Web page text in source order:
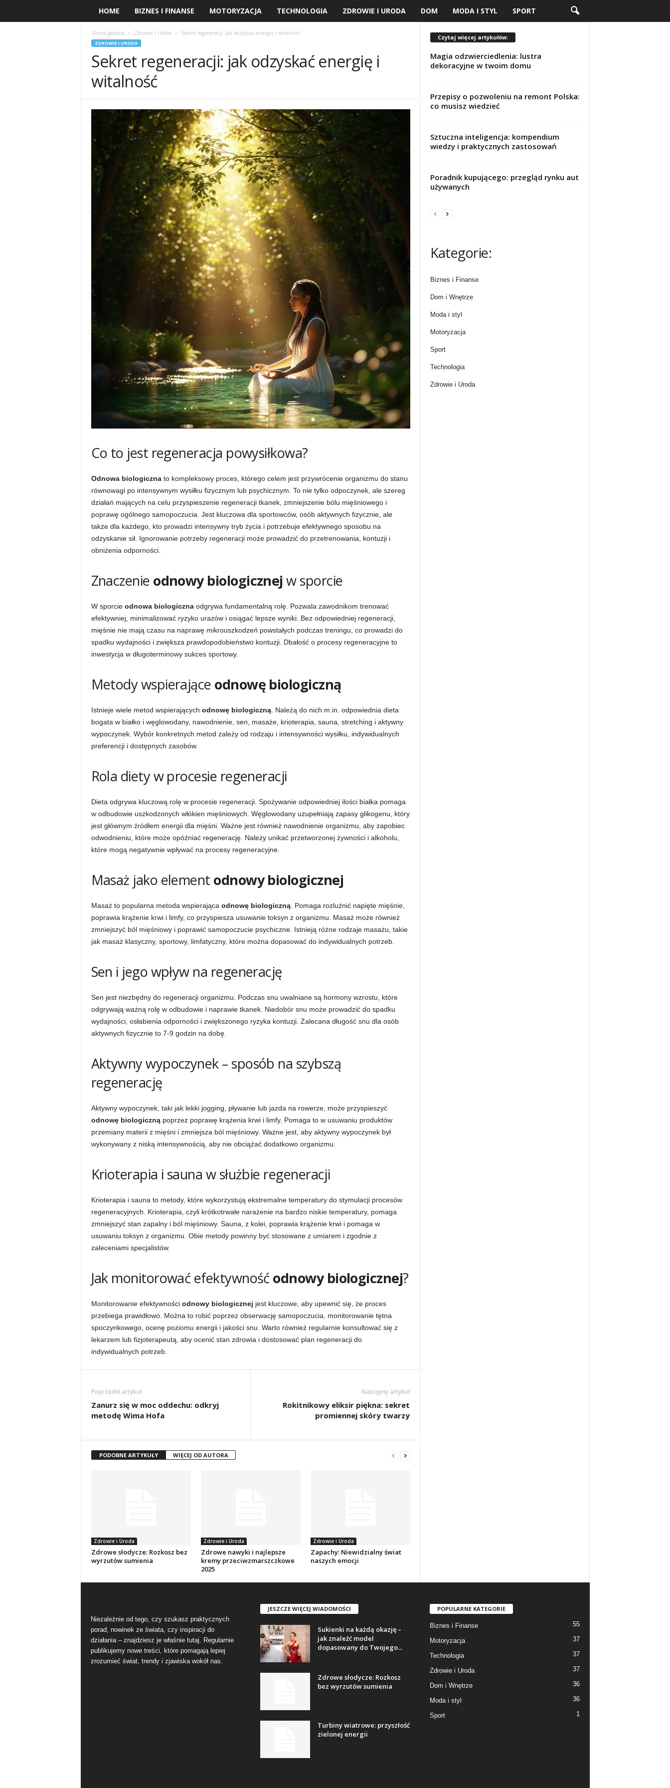
HOME BIZNES I FINANSE MOTORYZACJA TECHNOLOGIA ZDROWIE I URODA DOM MODA I STYL SPORT
Strona główna Zdrowie i Uroda Sekret regeneracji: jak odzyskać energię i witalność
ZDROWIE I URODA
Sekret regeneracji: jak odzyskać energię i
witalność
Co to jest regeneracja powysiłkowa?
Odnowa biologicznato kompleksowy proces, którego celem jest przywrócenie organizmu do stanu
równowagi po intensywnym wysiłku fizycznym lub psychicznym. To nie tylko odpoczynek, ale szereg
działań mających na celu przyspieszenie regeneracji tkanek, zmniejszenie bólu mięśniowego i
poprawę ogólnego samopoczucia. Jest kluczowa dla sportowców, osób aktywnych fizycznie, ale
także dla każdego, kto prowadzi intensywny tryb życia i potrzebuje efektywnego sposobu na
odzyskanie sił. Ignorowanie potrzeby regeneracji może prowadzić do przetrenowania, kontuzji i
obniżenia odporności.
Znaczenie odnowy biologicznej w sporcie
W sporcie odnowa biologicznaodgrywa fundamentalną rolę. Pozwala zawodnikom trenować
efektywniej, minimalizować ryzyko urazów i osiągać lepsze wyniki. Bez odpowiedniej regeneracji,
mięśnie nie mają czasu na naprawę mikrouszkodzeń powstałych podczas treningu, co prowadzi do
spadku wydajności i zwiększa prawdopodobieństwo kontuzji. Dbałość o procesy regeneracyjne to
inwestycja w długoterminowy sukces sportowy.
Metody wspierające odnowę biologiczną
Istnieje wiele metod wspierających odnowę biologiczną. Należą do nich m.in. odpowiednia dieta
bogata w białko i węglowodany, nawodnienie, sen, masaże, krioterapia, sauna, stretching i aktywny
wypoczynek. Wybór konkretnych metod zależy od rodzaju i intensywności wysiłku, indywidualnych
preferencji i dostępnych zasobów.
Rola diety w procesie regeneracji
Dieta odgrywa kluczową rolę w procesie regeneracji. Spożywanie odpowiedniej ilości białka pomaga
w odbudowie uszkodzonych włókien mięśniowych. Węglowodany uzupełniają zapasy glikogenu, który
jest głównym źródłem energii dla mięśni. Ważne jest również nawodnienie organizmu, aby zapobiec
odwodnieniu, które może opóźniać regenerację. Należy unikać przetworzonej żywności i alkoholu,
które mogą negatywnie wpływać na procesy regeneracyjne.
Masaż jako element odnowy biologicznej
Masaż to popularna metoda wspierająca odnowę biologiczną. Pomaga rozluźnić napięte mięśnie,
poprawia krążenie krwi i limfy, co przyspiesza usuwanie toksyn z organizmu. Masaż może również
zmniejszyć ból mięśniowy i poprawić samopoczucie psychiczne. Istnieją różne rodzaje masażu, takie
jak masaż klasyczny, sportowy, limfatyczny, które można dopasować do indywidualnych potrzeb.
Sen i jego wpływ na regenerację
Sen jest niezbędny do regeneracji organizmu. Podczas snu uwalniane są hormony wzrostu, które
odgrywają ważną rolę w odbudowie i naprawie tkanek. Niedobór snu może prowadzić do spadku
wydajności, osłabienia odporności i zwiększonego ryzyka kontuzji. Zalecana długość snu dla osób
aktywnych fizycznie to 7-9 godzin na dobę.
Aktywny wypoczynek – sposób na szybszą
regenerację
Aktywny wypoczynek, taki jak lekki jogging, pływanie lub jazda na rowerze, może przyspieszyć
odnowę biologicznąpoprzez poprawę krążenia krwi i limfy. Pomaga to w usuwaniu produktów
przemiany materii z mięśni i zmniejsza ból mięśniowy. Ważne jest, aby aktywny wypoczynek był
wykonywany z niską intensywnością, aby nie obciążać dodatkowo organizmu.
Krioterapia i sauna w służbie regeneracji
Krioterapia i sauna to metody, które wykorzystują ekstremalne temperatury do stymulacji procesów
regeneracyjnych. Krioterapia, czyli krótkotrwałe narażenie na bardzo niskie temperatury, pomaga
zmniejszyć stan zapalny i ból mięśniowy. Sauna, z kolei, poprawia krążenie krwi i pomaga w
usuwaniu toksyn z organizmu. Obie metody powinny być stosowane z umiarem i zgodnie z
zaleceniami specjalistów.
Jak monitorować efektywność odnowy biologicznej?
Monitorowanie efektywności odnowy biologicznej jest kluczowe, aby upewnić się, że proces
przebiega prawidłowo. Można to robić poprzez obserwację samopoczucia, monitorowanie tętna
spoczynkowego, ocenę poziomu energii i jakości snu. Warto również regularnie konsultować się z
lekarzem lub fizjoterapeutą, aby ocenić stan zdrowia i dostosować plan regeneracji do
indywidualnych potrzeb.
Poprzedni artykuł
Zanurz się w moc oddechu: odkryj
metodę Wima Hofa
Następny artykuł
Rokitnikowy eliksir piękna: sekret
promiennej skóry twarzy
PODOBNE ARTYKUŁY WIĘCEJ OD AUTORA
Zdrowie i Uroda
Zdrowe słodycze: Rozkosz bez
wyrzutów sumienia
Zdrowie i Uroda
Zdrowe nawyki i najlepsze
kremy przeciwzmarszczkowe
2025
Zdrowie i Uroda
Zapachy: Niewidzialny świat
naszych emocji
Czytaj więcej artykułów:
Magia odzwierciedlenia: lustra
dekoracyjne w twoim domu
Przepisy o pozwoleniu na remont Polska:
co musisz wiedzieć
Sztuczna inteligencja: kompendium
wiedzy i praktycznych zastosowań
Poradnik kupującego: przegląd rynku aut
używanych
Kategorie:
Biznes i Finanse
Dom i Wnętrze
Moda i styl
Motoryzacja
Sport
Technologia
Zdrowie i Uroda
Niezależnie od tego, czy szukasz praktycznych
porad, nowinek ze świata, czy inspiracji do
działania – znajdziesz je właśnie tutaj. Regularnie
publikujemy nowe treści, które pomagają lepiej
zrozumieć świat, trendy i zjawiska wokół nas.
JESZCZE WIĘCEJ WIADOMOŚCI
Sukienki na każdą okazję –
jak znaleźć model
dopasowany do Twojego...
Zdrowe słodycze: Rozkosz
bez wyrzutów sumienia
Turbiny wiatrowe: przyszłość
zielonej energii
POPULARNE KATEGORIE
Biznes i Finanse 55
Motoryzacja 37
Technologia 37
Zdrowie i Uroda 37
Dom i Wnętrze 36
Moda i styl 36
Sport 1